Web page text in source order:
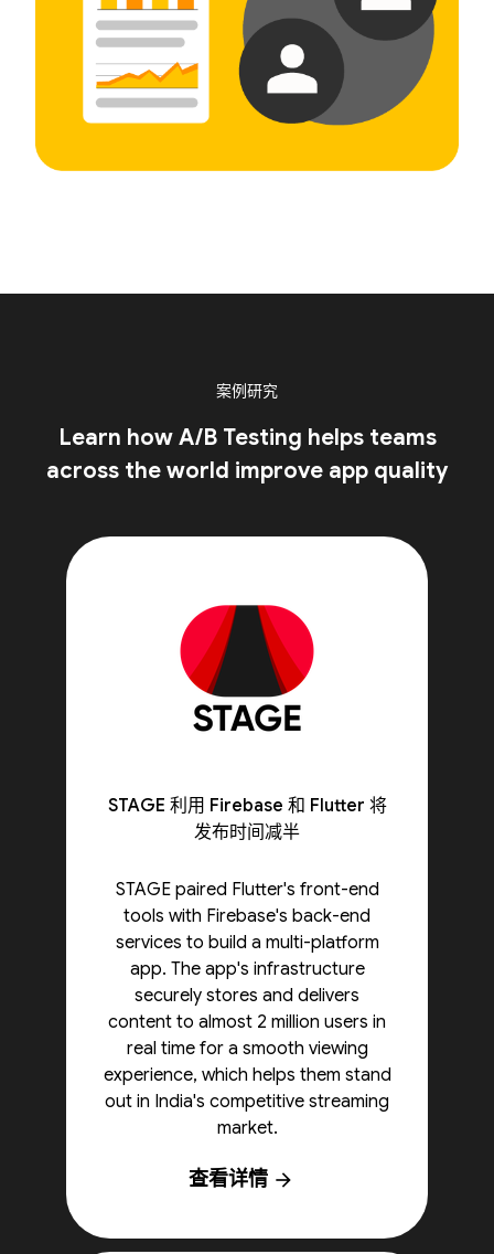
案例研究
Learn how A/B Testing helps teams
across the world improve app quality
STAGE 利用 Firebase 和 Flutter 将
发布时间减半
STAGE paired Flutter's front-end
tools with Firebase's back-end
services to build a multi-platform
app. The app's infrastructure
securely stores and delivers
content to almost 2 million users in
real time for a smooth viewing
experience, which helps them stand
out in India's competitive streaming
market.
查看详情 arrow_forward